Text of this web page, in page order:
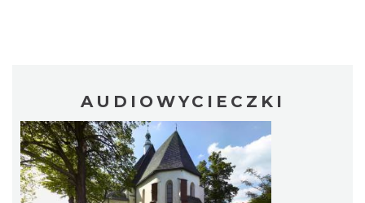
AUDIOWYCIECZKI